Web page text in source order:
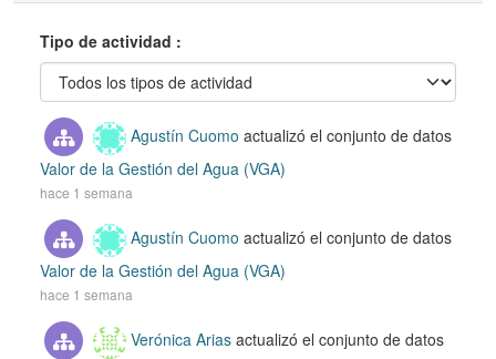
Tipo de actividad
Agustín Cuomo actualizó el conjunto de datos
Valor de la Gestión del Agua (VGA)
hace 1 semana
Agustín Cuomo actualizó el conjunto de datos
Valor de la Gestión del Agua (VGA)
hace 1 semana
Verónica Arias actualizó el conjunto de datos